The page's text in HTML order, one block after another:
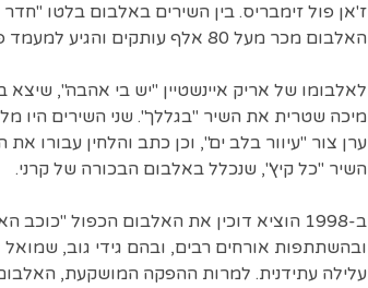
ז'אן פול זימבריס. בין השירים באלבום בלטו
האלבום מכר מעל 80 אלף עותקים והגיע למעמד פלטינה כפולה.
לאלבומו של אריק איינשטיין "יש בי אהבה",
מיכה שטרית את השיר "בגללך". שני השירים היו
השיר "כל קיץ", שנכלל באלבום הבכורה של קרני.
ב-1998 הוציא דוכין את האלבום הכפול
ובהשתתפות אורחים רבים, ובהם גידי גוב, שמואל
עלילה עתידנית. למרות ההפקה המושקעת,